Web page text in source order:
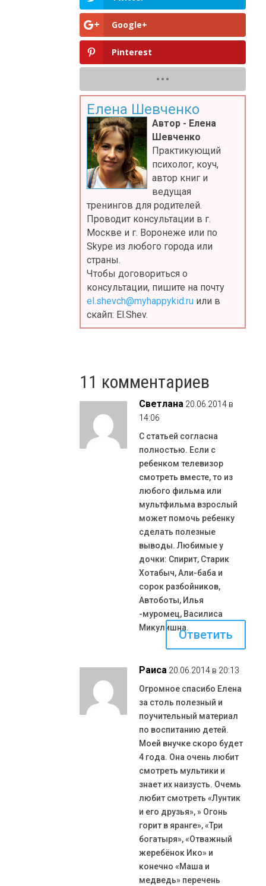
Google+
Pinterest
Елена Шевченко
Автор - Елена
Шевченко
Практикующий
психолог, коуч,
автор книг и
ведущая
тренингов для родителей.
Проводит консультации в г.
Москве и г. Воронеже или по
Skype из любого города или
страны.
Чтобы договориться о
консультации, пишите на почту
el.shevch@myhappykid.ru или в
скайп: El.Shev.
11 комментариев
Светлана 20.06.2014 в
14:06
С статьей согласна
полностью. Если с
ребенком телевизор
смотреть вместе, то из
любого фильма или
мультфильма взрослый
может помочь ребенку
сделать полезные
выводы. Любимые у
дочки: Спирит, Старик
Хотабыч, Али-баба и
сорок разбойников,
Автоботы, Илья
-муромец, Василиса
Микулишна.Ответить
Раиса 20.06.2014 в 20:13
Огромное спасибо Елена
за столь полезный и
поучительный материал
по воспитанию детей.
Моей внучке скоро будет
4 года. Она очень любит
смотреть мультики и
знает их наизусть. Очемь
любит смотреть «Лунтик
и его друзья», » Огонь
горит в яранге», «Три
богатыря», «Отважный
жеребёнок Ико» и
конечно «Маша и
медведь» перечень